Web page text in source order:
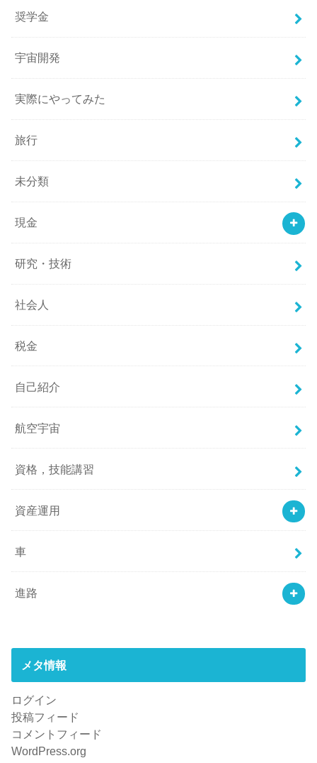
奨学金
宇宙開発
実際にやってみた
旅行
未分類
現金
研究・技術
社会人
税金
自己紹介
航空宇宙
資格，技能講習
資産運用
車
進路
メタ情報
ログイン
投稿フィード
コメントフィード
WordPress.org